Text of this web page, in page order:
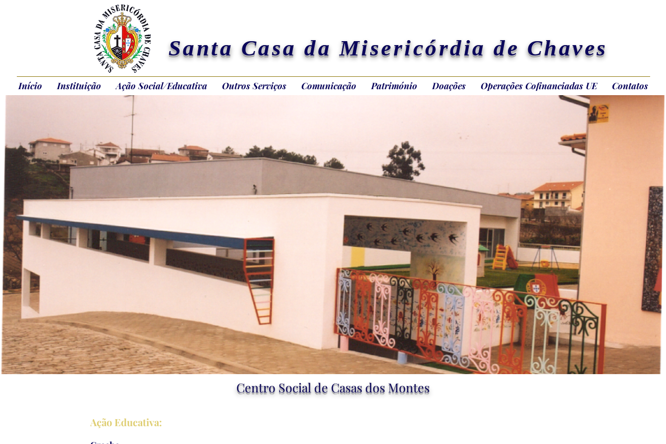
Santa Casa da Misericórdia de Chaves
Início Instituição Ação Social/Educativa Outros Serviços Comunicação Património Doações Operações Cofinanciadas UE Contatos
Centro Social de Casas dos Montes
Ação Educativa: